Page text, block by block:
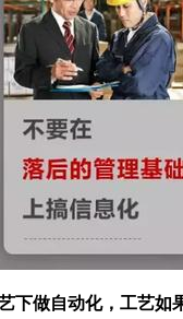
下做自动化，工艺